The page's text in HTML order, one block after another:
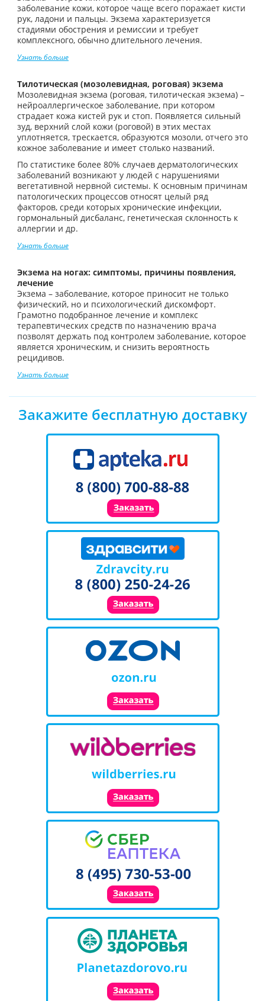
заболевание кожи, которое чаще всего поражает кисти
рук, ладони и пальцы. Экзема характеризуется
стадиями обострения и ремиссии и требует
комплексного, обычно длительного лечения.
Узнать больше
Тилотическая (мозолевидная, роговая) экзема
Мозолевидная экзема (роговая, тилотическая экзема) –
нейроаллергическое заболевание, при котором
страдает кожа кистей рук и стоп. Появляется сильный
зуд, верхний слой кожи (роговой) в этих местах
уплотняется, трескается, образуются мозоли, отчего это
кожное заболевание и имеет столько названий.
По статистике более 80% случаев дерматологических
заболеваний возникают у людей с нарушениями
вегетативной нервной системы. К основным причинам
патологических процессов относят целый ряд
факторов, среди которых хронические инфекции,
гормональный дисбаланс, генетическая склонность к
аллергии и др.
Узнать больше
Экзема на ногах: симптомы, причины появления,
лечение
Экзема – заболевание, которое приносит не только
физический, но и психологический дискомфорт.
Грамотно подобранное лечение и комплекс
терапевтических средств по назначению врача
позволят держать под контролем заболевание, которое
является хроническим, и снизить вероятность
рецидивов.
Узнать больше
Закажите бесплатную доставку